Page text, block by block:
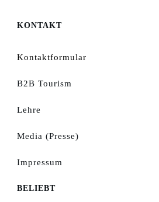
KONTAKT
Kontaktformular
B2B Tourism
Lehre
Media (Presse)
Impressum
BELIEBT